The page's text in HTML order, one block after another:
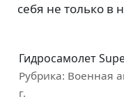
себя не только в
Гидросамолет
Рубрика: Военная
г.